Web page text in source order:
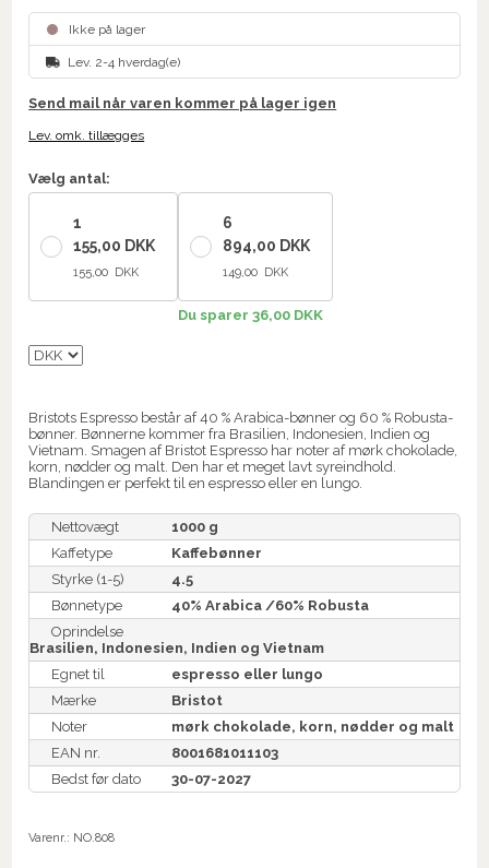
Ikke på lager
Lev. 2-4 hverdag(e)
Send mail når varen kommer på lager igen
Lev. omk. tillægges
Vælg antal:
1
155,00 DKK
155,00 DKK
6
894,00 DKK
149,00 DKK
Du sparer 36,00 DKK
Bristots Espresso består af 40 % Arabica-bønner og 60 % Robusta-
bønner. Bønnerne kommer fra Brasilien, Indonesien, Indien og
Vietnam. Smagen af Bristot Espresso har noter af mørk chokolade,
korn, nødder og malt. Den har et meget lavt syreindhold.
Blandingen er perfekt til en espresso eller en lungo.
Nettovægt
1000 g
Kaffetype
Kaffebønner
Styrke (1-5)
4.5
Bønnetype
40% Arabica /60% Robusta
Oprindelse
Brasilien, Indonesien, Indien og Vietnam
Egnet til
espresso eller lungo
Mærke
Bristot
Noter
mørk chokolade, korn, nødder og malt
EAN nr.
8001681011103
Bedst før dato
30-07-2027
Varenr.: NO.808